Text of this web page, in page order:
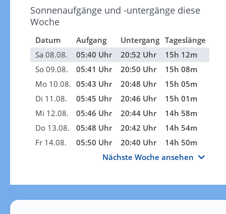
Sonnenaufgänge und -untergänge diese
Woche
Datum Aufgang Untergang Tageslänge
Sa 08.08.
05:40 Uhr 20:52 Uhr
15h 12m
So 09.08.
05:41 Uhr 20:50 Uhr
15h 08m
Mo 10.08. 05:43 Uhr 20:48 Uhr
15h 05m
Di 11.08.
05:45 Uhr 20:46 Uhr
15h 01m
Mi 12.08.
05:46 Uhr 20:44 Uhr
14h 58m
Do 13.08.
05:48 Uhr 20:42 Uhr
14h 54m
Fr 14.08.
05:50 Uhr 20:40 Uhr
14h 50m
Nächste Woche ansehen